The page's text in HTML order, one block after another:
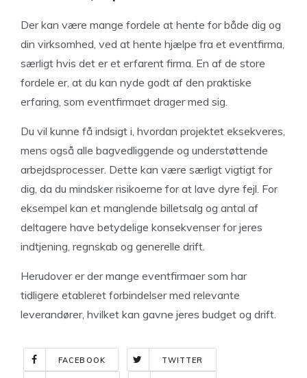
Der kan være mange fordele at hente for både dig og
din virksomhed, ved at hente hjælpe fra et eventfirma,
særligt hvis det er et erfarent firma. En af de store
fordele er, at du kan nyde godt af den praktiske
erfaring, som eventfirmaet drager med sig.
Du vil kunne få indsigt i, hvordan projektet eksekveres,
mens også alle bagvedliggende og understøttende
arbejdsprocesser. Dette kan være særligt vigtigt for
dig, da du mindsker risikoerne for at lave dyre fejl. For
eksempel kan et manglende billetsalg og antal af
deltagere have betydelige konsekvenser for jeres
indtjening, regnskab og generelle drift.
Herudover er der mange eventfirmaer som har
tidligere etableret forbindelser med relevante
leverandører, hvilket kan gavne jeres budget og drift.
FACEBOOK TWITTER